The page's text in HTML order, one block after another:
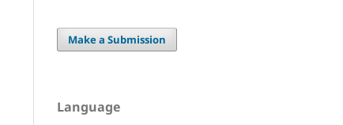
Make a Submission
Language